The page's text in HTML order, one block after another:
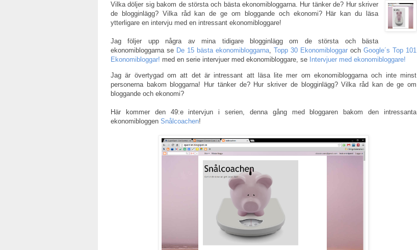
Vilka döljer sig bakom de största och bästa ekonomibloggarna. Hur tänker de? Hur skriver
de blogginlägg? Vilka råd kan de ge om bloggande och ekonomi? Här kan du läsa
ytterligare en intervju med en intressant ekonomibloggare!
Jag följer upp några av mina tidigare blogginlägg om de största och bästa
ekonomibloggarna se De 15 bästa ekonomibloggarna, Topp 30 Ekonomibloggar och Google´s Top 101
Ekonomibloggar! med en serie intervjuer med ekonomibloggare, se Intervjuer med ekonomibloggare!
Jag är övertygad om att det är intressant att läsa lite mer om ekonomibloggarna och inte minst
personerna bakom bloggarna! Hur tänker de? Hur skriver de blogginlägg? Vilka råd kan de ge om
bloggande och ekonomi?
Här kommer den 49:e intervjun i serien, denna gång med bloggaren bakom den intressanta
ekonomibloggen Snålcoachen!